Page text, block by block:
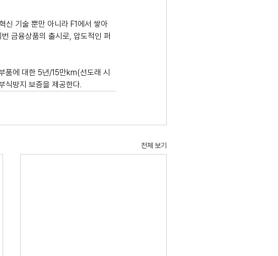
신 기술 뿐만 아니라 F1에서 쌓아
금융상품의 출시로, 압도적인 퍼
품에 대한 5년/15만km(선도래 시
식방지 보증을 제공한다.
전체 보기